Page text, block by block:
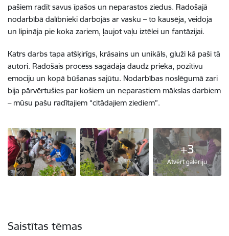
pašiem radīt savus īpašos un neparastos ziedus. Radošajā
nodarbībā dalībnieki darbojās ar vasku – to kausēja, veidoja
un lipināja pie koka zariem, ļaujot vaļu iztēlei un fantāzijai.
Katrs darbs tapa atšķirīgs, krāsains un unikāls, gluži kā paši tā
autori. Radošais process sagādāja daudz prieka, pozitīvu
emociju un kopā būšanas sajūtu. Nodarbības noslēgumā zari
bija pārvērtušies par košiem un neparastiem mākslas darbiem
– mūsu pašu radītajiem “citādajiem ziediem”.
+3
Atvērt galeriju
Saistītas tēmas